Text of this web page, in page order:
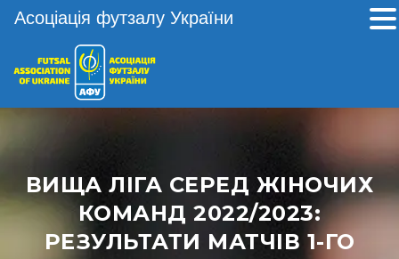
ВИЩА ЛІГА СЕРЕД ЖІНОЧИХ
КОМАНД 2022/2023:
РЕЗУЛЬТАТИ МАТЧІВ 1-ГО
Асоціація футзалу України